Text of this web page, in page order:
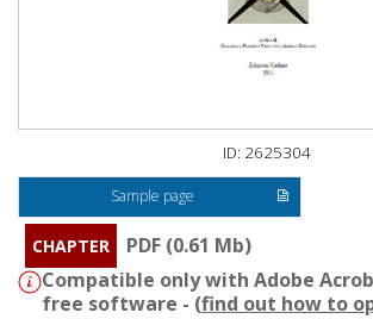
ID: 2625304
Sample page
CHAPTER
PDF (0.61 Mb)
Compatible only with Adobe
free software - (find out how to